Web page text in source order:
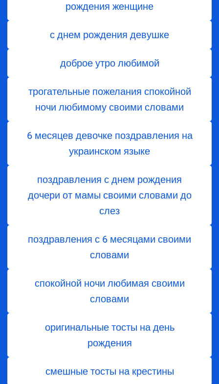
рождения женщине
с днем рождения девушке
доброе утро любимой
трогательные пожелания спокойной
ночи любимому своими словами
6 месяцев девочке поздравления на
украинском языке
поздравления с днем ​​рождения
дочери от мамы своими словами до
слез
поздравления с 6 месяцами своими
словами
спокойной ночи любимая своими
словами
оригинальные тосты на день
рождения
смешные тосты на крестины